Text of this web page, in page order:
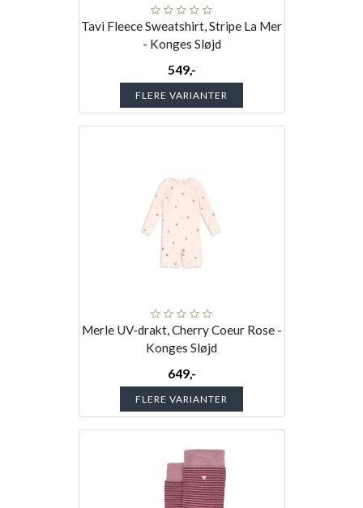
Tavi Fleece Sweatshirt, Stripe La Mer
- Konges Sløjd
549,-
FLERE VARIANTER
Merle UV-drakt, Cherry Coeur Rose -
Konges Sløjd
649,-
FLERE VARIANTER